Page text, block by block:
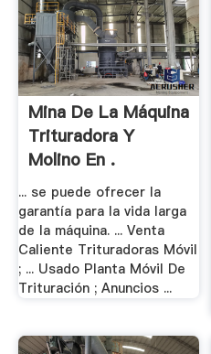
Mina De La Máquina
Trituradora Y
Molino En .
... se puede ofrecer la
garantía para la vida larga
de la máquina. ... Venta
Caliente Trituradoras Móvil
; ... Usado Planta Móvil De
Trituración ; Anuncios ...